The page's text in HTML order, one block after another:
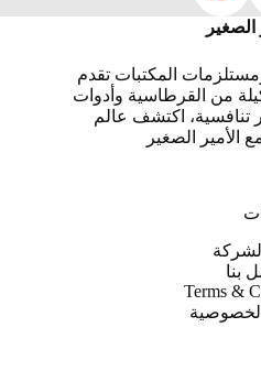
المكتبات تقدم
من القرطاسية وأدوات
تنافسية، اكتشف عالم
الأمير الصغير
بنا
Terms &